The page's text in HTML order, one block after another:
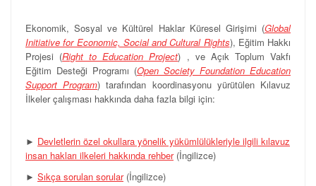
Ekonomik, Sosyal ve Kültürel Haklar Küresel Girişimi (Global
Initiative for Economic, Social and Cultural Rights), Eğitim Hakkı
Projesi (Right to Education Project) , ve Açık Toplum Vakfı
Eğitim Desteği Programı (Open Society Foundation Education
Support Program) tarafından koordinasyonu yürütülen Kılavuz
İlkeler çalışması hakkında daha fazla bilgi için:
► Devletlerin özel okullara yönelik yükümlülükleriyle ilgili kılavuz
insan hakları ilkeleri hakkında rehber(İngilizce)
► Sıkça sorulan sorular(İngilizce)